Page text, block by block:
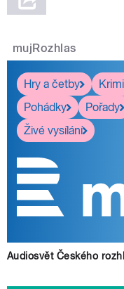
mujRozhlas
Hry a četby
Krimi
Pohádky
Pořady
Živé vysílání
Audiosvět Českého